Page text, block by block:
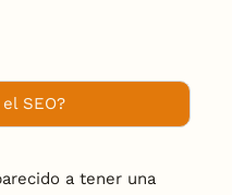
SEO?
a tener una